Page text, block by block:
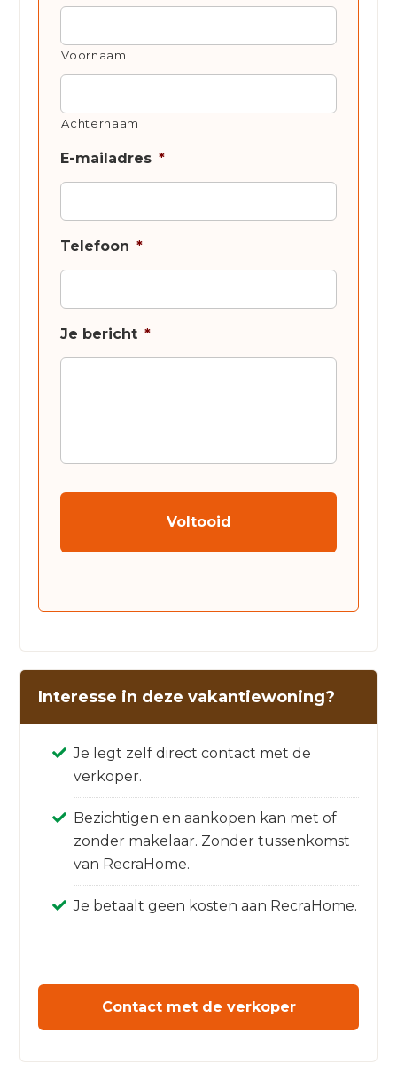
Voornaam
Achternaam
E-mailadres *
Telefoon *
Je bericht *
Interesse in deze vakantiewoning?
Je legt zelf direct contact met de
verkoper.
Bezichtigen en aankopen kan met of
zonder makelaar. Zonder tussenkomst
van RecraHome.
Je betaalt geen kosten aan RecraHome.
Contact met de verkoper